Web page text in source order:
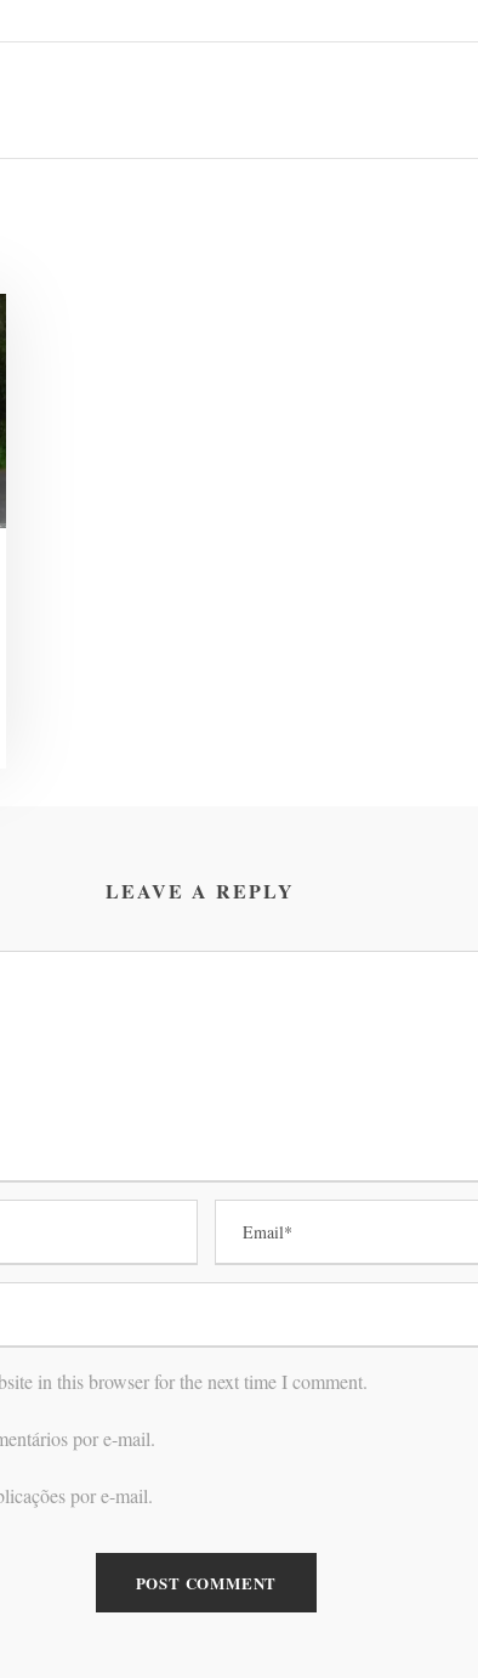
LEAVE A REPLY
in this browser for the next time I comment.
por e-mail.
por e-mail.